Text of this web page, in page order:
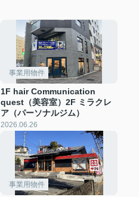
事業用物件
1F hair Communication
quest（美容室）2F ミラクレ
ア（パーソナルジム）
2026.06.26
事業用物件